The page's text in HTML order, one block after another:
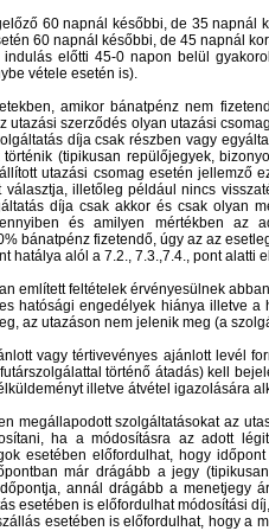
60 napnál későbbi, de 35
60 napnál későbbi, de 45 napnál
előtti 45-0 napon belül
vétele esetén is).
amikor bánatpénz nem
utazási szerződés olyan utazási
díja csak részben vagy
(tipikusan repülőjegyek,
utazási csomag esetén jellemző
választja, illetőleg például nincs
díja csak akkor és csak olyan
és amilyen mértékben az
bánatpénz fizetendő, úgy az az
hatálya alól a 7.2., 7.3.,7.4., pont alatti
említett feltételek érvényesülnek
hatósági engedélyek hiánya illetve
az utazáson nem jelenik meg (a
vagy tértivevényes ajánlott levél
történő átadás) kell
illetve átvétel igazolására
megállapodott szolgáltatásokat az
ha a módosításra az adott
esetében előfordulhat, hogy
már drágább a jegy
annál drágább a menetjegy
esetében is előfordulhat módosítási
esetében is előfordulhat, hogy a